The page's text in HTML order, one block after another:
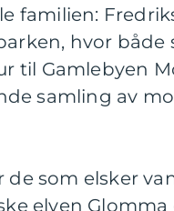
familien:
hvor
til Gamlebyen
samling av
de som elsker
elven